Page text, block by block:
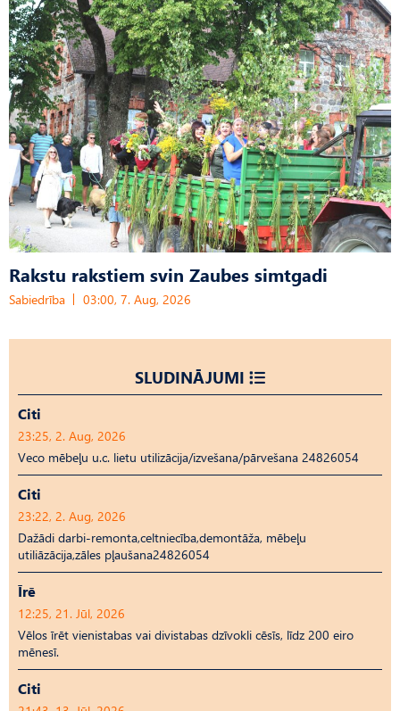
Rakstu rakstiem svin Zaubes simtgadi
Sabiedrība 03:00, 7. Aug, 2026
SLUDINĀJUMI
Citi
23:25, 2. Aug, 2026
Veco mēbeļu u.c. lietu utilizācija/izvešana/pārvešana 24826054
Citi
23:22, 2. Aug, 2026
Dažādi darbi-remonta,celtniecība,demontāža, mēbeļu
utiliāzācija,zāles pļaušana24826054
Īrē
12:25, 21. Jūl, 2026
Vēlos īrēt vienistabas vai divistabas dzīvokli cēsīs, līdz 200 eiro
mēnesī.
Citi